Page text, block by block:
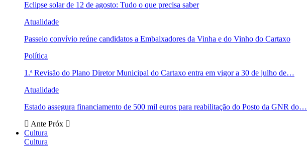
Eclipse solar de 12 de agosto: Tudo o que precisa saber
Atualidade
Passeio convívio reúne candidatos a Embaixadores da Vinha e do Vinho do Cartaxo
Política
1.ª Revisão do Plano Diretor Municipal do Cartaxo entra em vigor a 30 de julho de…
Atualidade
Estado assegura financiamento de 500 mil euros para reabilitação do Posto da GNR do…
Ante Próx
Cultura
Cultura